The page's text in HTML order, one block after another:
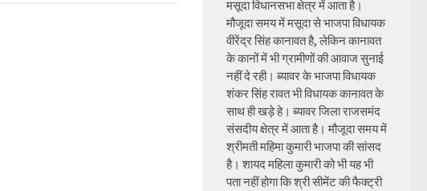
मसूदा विधानसभा क्षेत्र में आता है।
मौजूदा समय में मसूदा से भाजपा विधायक
वीरेंद्र सिंह कानावत है, लेकिन कानावत
के कानों में भी ग्रामीणों की आवाज सुनाई
नहीं दे रही। ब्यावर के भाजपा विधायक
शंकर सिंह रावत भी विधायक कानावत के
साथ ही खड़े हे। ब्यावर जिला राजसमंद
संसदीय क्षेत्र में आता है। मौजूदा समय में
श्रीमती महिमा कुमारी भाजपा की सांसद
है। शायद महिला कुमारी को भी यह भी
पता नहीं होगा कि श्री सीमेंट की फैक्ट्री